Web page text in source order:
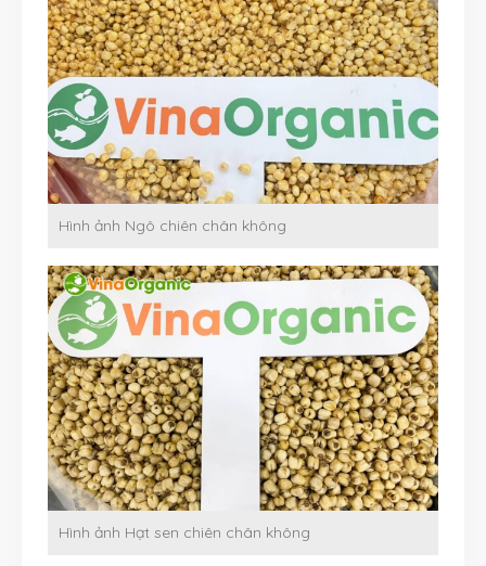
Hình ảnh Ngô chiên chân không
Hình ảnh Hạt sen chiên chân không